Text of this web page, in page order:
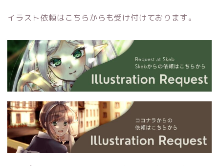
イラスト依頼はこちらからも受け付けております。